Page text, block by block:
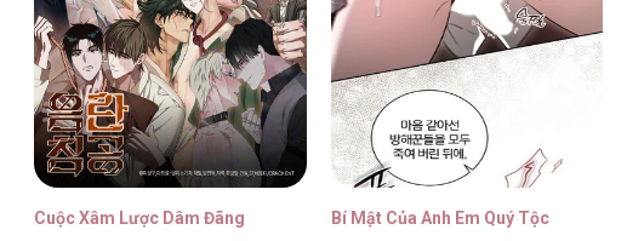
Crazy Rich Santa [...] – Chap 6
Crazy Rich Santa [...] – Chap 5
Cuộc Xâm Lược Dâm Đãng
Bí Mật Của Anh Em Quý Tộc